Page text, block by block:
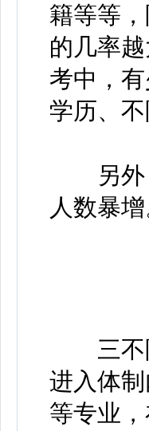
籍等等
的几率
考中，
学历、
另外，
人数暴增
三不限
进入体
等专业